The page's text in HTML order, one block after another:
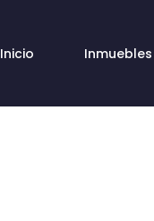
Inicio Inmuebles